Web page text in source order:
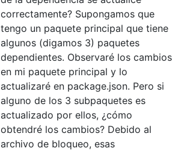
correctamente? Supongamos que
tengo un paquete principal que tiene
algunos (digamos 3) paquetes
dependientes. Observaré los cambios
en mi paquete principal y lo
actualizaré en package.json. Pero si
alguno de los 3 subpaquetes es
actualizado por ellos, ¿cómo
obtendré los cambios? Debido al
archivo de bloqueo, esas